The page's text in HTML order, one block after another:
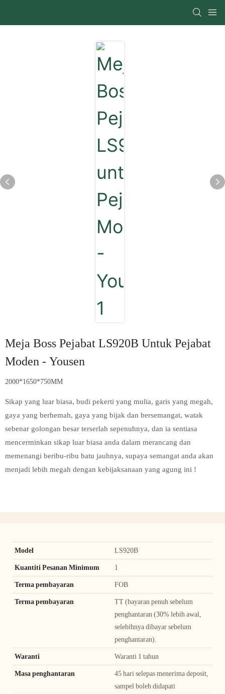
Meja Boss Pejabat LS920B Untuk Pejabat
Moden - Yousen
2000*1650*750MM
Sikap yang luar biasa, budi pekerti yang mulia, garis yang megah,
gaya yang berhemah, gaya yang bijak dan bersemangat, watak
sebenar golongan besar terserlah sepenuhnya, dan ia sentiasa
mencerminkan sikap luar biasa anda dalam merancang dan
memenangi beribu-ribu batu jauhnya, supaya semangat anda akan
menjadi lebih megah dengan kebijaksanaan yang agung ini !
Model LS920B
Kuantiti Pesanan Minimum 1
Terma pembayaran FOB
Terma pembayaran
TT (bayaran penuh sebelum
penghantaran (30% lebih awal,
selebihnya dibayar sebelum
penghantaran).
Waranti Waranti 1 tahun
Masa penghantaran
45 hari selepas menerima deposit,
sampel boleh didapati